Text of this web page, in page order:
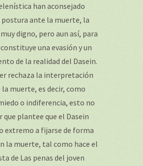
han aconsejado
ante la muerte, la
digno, pero aun así, para
una evasión y un
de la realidad del Dasein.
rechaza la interpretación
la muerte, es decir, como
o indiferencia, esto no
que plantee que el Dasein
extremo a fijarse de forma
la muerte, tal como hace el
de Las penas del joven